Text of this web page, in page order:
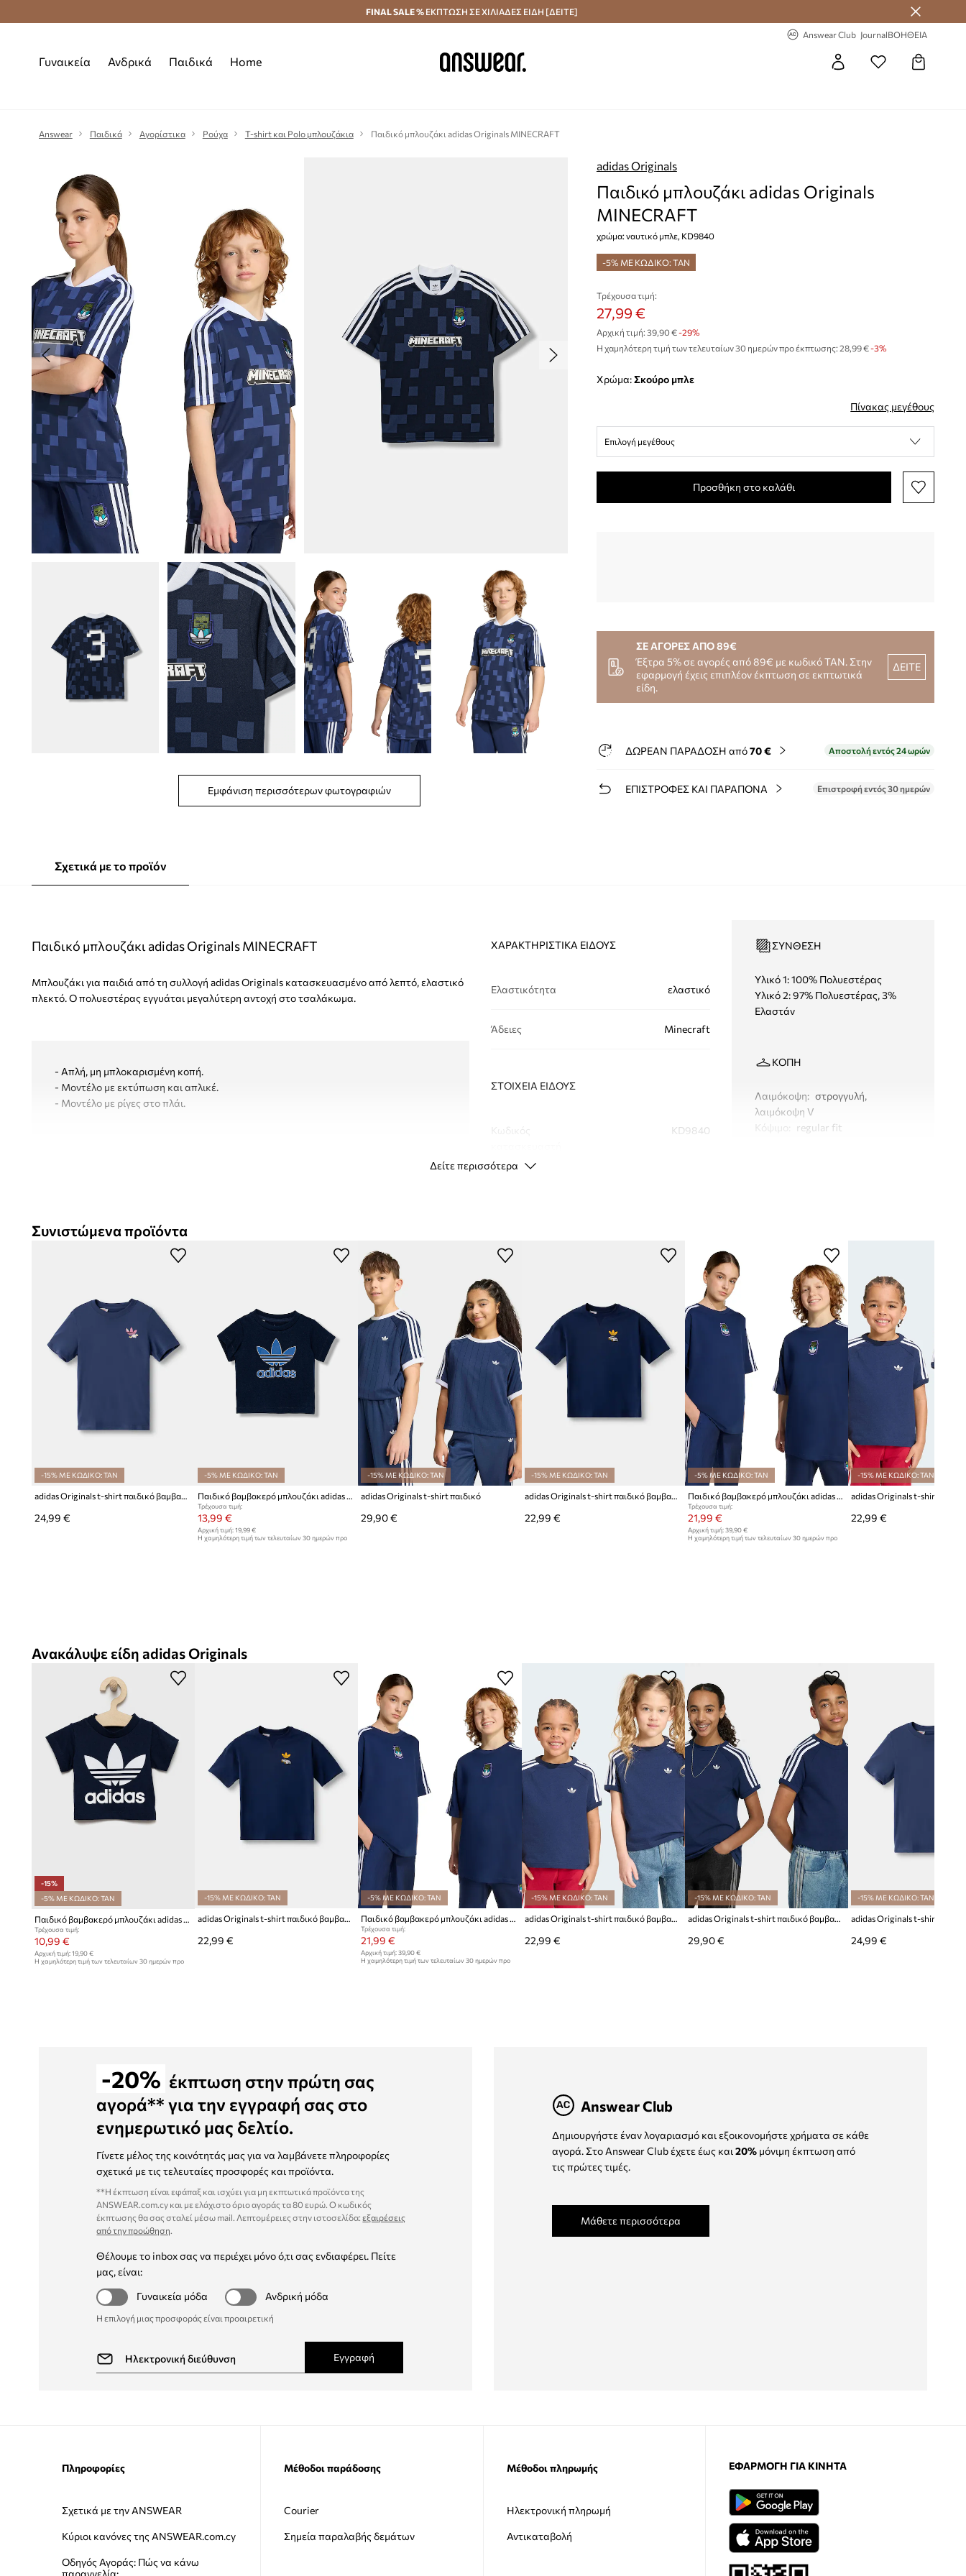
Δωρεάν μεταφορικά άνω των 70 € Αποστολή σε 24 ώρες Εξοικονομήστε με το Answear Club
FINAL SALE % ΕΚΠΤΩΣΗ ΣΕ ΧΙΛΙΑΔΕΣ ΕΙΔΗ [ΔΕΙΤΕ]
Answear Club JournalΒΟΗΘΕΙΑ
Γυναικεία Ανδρικά Παιδικά Home
Answear Παιδικά Αγορίστικα Ρούχα T-shirt και Polo μπλουζάκια Παιδικό μπλουζάκι adidas Originals MINECRAFT
Εμφάνιση περισσότερων φωτογραφιών
adidas Originals
Παιδικό μπλουζάκι adidas Originals
MINECRAFT
χρώμα: ναυτικό μπλε, KD9840
-5% ΜΕ ΚΩΔΙΚΟ: TAN
Τρέχουσα τιμή:
27,99 €
Αρχική τιμή: 39,90 €-29%
Η χαμηλότερη τιμή των τελευταίων 30 ημερών προ έκπτωσης: 28,99 € -3%
Χρώμα: σκούρο μπλε
Πίνακας μεγέθους
Επιλογή μεγέθους
Προσθήκη στο καλάθι
ΣΕ ΑΓΟΡΕΣ ΑΠΟ 89€
Έξτρα 5% σε αγορές από 89€ με κωδικό TAN. Στην
εφαρμογή έχεις επιπλέον έκπτωση σε εκπτωτικά
είδη.
ΔΕΙΤΕ
ΔΩΡΕΑΝ ΠΑΡΑΔΟΣΗ από70 € Αποστολή εντός 24 ωρών
ΕΠΙΣΤΡΟΦΕΣ ΚΑΙ ΠΑΡΑΠΟΝΑ Επιστροφή εντός 30 ημερών
Σχετικά με το προϊόν
Παιδικό μπλουζάκι adidas Originals MINECRAFT
Μπλουζάκι για παιδιά από τη συλλογή adidas Originals κατασκευασμένο από λεπτό, ελαστικό
πλεκτό. Ο πολυεστέρας εγγυάται μεγαλύτερη αντοχή στο τσαλάκωμα.
- Απλή, μη μπλοκαρισμένη κοπή.
- Μοντέλο με εκτύπωση και απλικέ.
- Μοντέλο με ρίγες στο πλάι.
ΧΑΡΑΚΤΗΡΙΣΤΙΚΆ ΕΊΔΟΥΣ
Ελαστικότητα ελαστικό
Άδειες Minecraft
ΣΤΟΙΧΕΊΑ ΕΊΔΟΥΣ
KD9840
Κατασκευαστής
ID προϊόντος
ΣΎΝΘΕΣΗ
Υλικό 1: 100% Πολυεστέρας
Υλικό 2: 97% Πολυεστέρας, 3%
Ελαστάν
ΚΟΠΉ
Λαιμόκοψη: στρογγυλή,
λαιμόκοψη V
Κόψιμο
regular fit
Δείτε περισσότερα
Συνιστώμενα προϊόντα
-15% ΜΕ ΚΩΔΙΚΟ: TAN
adidas Originals t-shirt παιδικό βαμβακερό
24,99 €
-5% ΜΕ ΚΩΔΙΚΟ: TAN
Παιδικό βαμβακερό μπλουζάκι adidas Originals
Τρέχουσα τιμή:
13,99 €
Αρχική τιμή:19,99 €
Η χαμηλότερη τιμή των τελευταίων 30 ημερών προ
-15% ΜΕ ΚΩΔΙΚΟ: TAN
adidas Originals t-shirt παιδικό
29,90 €
-15% ΜΕ ΚΩΔΙΚΟ: TAN
adidas Originals t-shirt παιδικό βαμβακερό TOY VEHICLE
22,99 €
-5% ΜΕ ΚΩΔΙΚΟ: TAN
Παιδικό βαμβακερό μπλουζάκι adidas Originals MINECRAFT
Τρέχουσα τιμή:
21,99 €
Αρχική τιμή:39,90 €
Η χαμηλότερη τιμή των τελευταίων 30 ημερών προ
-15% ΜΕ ΚΩΔΙΚΟ: TAN
22,99 €
Ανακάλυψε είδη adidas Originals
-15%
-5% ΜΕ ΚΩΔΙΚΟ: TAN
Παιδικό βαμβακερό μπλουζάκι adidas Originals
Τρέχουσα τιμή:
10,99 €
Αρχική τιμή: 19,90 €
Η χαμηλότερη τιμή των τελευταίων 30 ημερών προ
-15% ΜΕ ΚΩΔΙΚΟ: TAN
22,99 €
-5% ΜΕ ΚΩΔΙΚΟ: TAN
Τρέχουσα τιμή:
21,99 €
Αρχική τιμή: 39,90 €
Η χαμηλότερη τιμή των τελευταίων 30 ημερών προ
-15% ΜΕ ΚΩΔΙΚΟ: TAN
adidas Originals t-shirt παιδικό βαμβακερό
22,99 €
-15% ΜΕ ΚΩΔΙΚΟ: TAN
adidas Originals t-shirt παιδικό βαμβακερό
29,90 €
-15% ΜΕ ΚΩΔΙΚΟ: TAN
24,99 €
-20% έκπτωση στην πρώτη σας
αγορά** για την εγγραφή σας στο
ενημερωτικό μας δελτίο.
Γίνετε μέλος της κοινότητάς μας για να λαμβάνετε πληροφορίες
σχετικά με τις τελευταίες προσφορές και προϊόντα.
**Η έκπτωση είναι εφάπαξ και ισχύει για μη εκπτωτικά προϊόντα της
ANSWEAR.com.cy και με ελάχιστο όριο αγοράς τα 80 ευρώ. Ο κωδικός
έκπτωσης θα σας σταλεί μέσω mail. Λεπτομέρειες στην ιστοσελίδα:εξαιρέσεις
από την προώθηση
Θέλουμε το inbox σας να περιέχει μόνο ό,τι σας ενδιαφέρει. Πείτε
μας, είναι:
Γυναικεία μόδα
Ανδρική μόδα
Η επιλογή μιας προσφοράς είναι προαιρετική
Εγγραφή
Answear Club
Δημιουργήστε έναν λογαριασμό και εξοικονομήστε χρήματα σε κάθε
αγορά. Στο Answear Club έχετε έως και 20%μόνιμη έκπτωση από
τις πρώτες τιμές.
Μάθετε περισσότερα
Πληροφορίες
Σχετικά με την ANSWEAR
Κύριοι κανόνες της ANSWEAR.com.cy
Οδηγός Αγοράς: Πώς να κάνω
παραγγελία;
Μέθοδοι παράδοσης
Courier
Σημεία παραλαβής δεμάτων
Μέθοδοι πληρωμής
Ηλεκτρονική πληρωμή
Αντικαταβολή
ΕΦΑΡΜΟΓΉ ΓΙΑ ΚΙΝΗΤΆ